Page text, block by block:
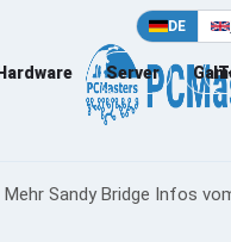
DE
Hardware Server
Mehr Sandy Bridge Infos